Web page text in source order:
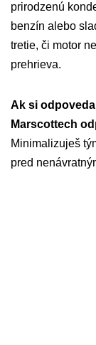
prirodzenú
benzín alebo
tretie, či motor
prehrieva.
Ak si
Marscottech
Minimalizuješ
pred